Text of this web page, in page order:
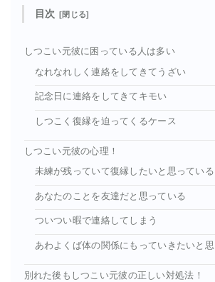
目次
しつこい元彼に困っている人は多い
なれなれしく連絡をしてきてうざい
記念日に連絡をしてきてキモい
しつこく復縁を迫ってくるケース
しつこい元彼の心理！
未練が残っていて復縁したいと思っている
あなたのことを友達だと思っている
ついつい暇で連絡してしまう
あわよくば体の関係にもっていきたいと
別れた後もしつこい元彼の正しい対処法！